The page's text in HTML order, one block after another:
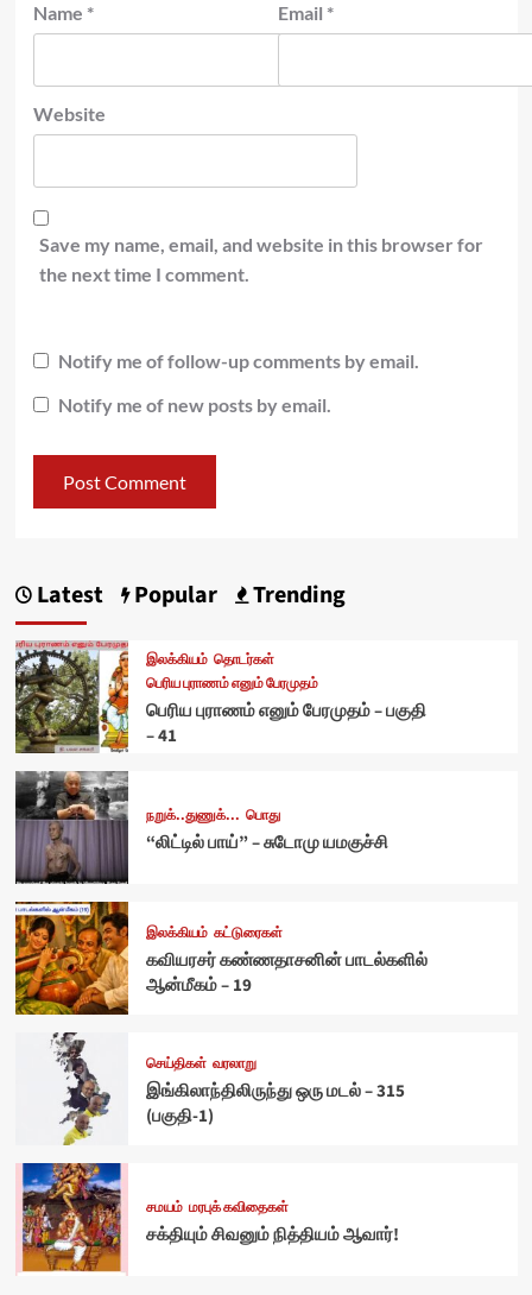
Name * Email *
Website
Save my name, email, and website in this browser for
the next time I comment.
Notify me of follow-up comments by email.
Notify me of new posts by email.
Latest Popular Trending
இலக்கியம் தொடர்கள்
பெரிய புராணம் எனும் பேரமுதம்
பெரிய புராணம் எனும் பேரமுதம் – பகுதி
– 41
நறுக்..துணுக்... பொது
“லிட்டில் பாய்” – சுடோமு யமகுச்சி
இலக்கியம் கட்டுரைகள்
கவியரசர் கண்ணதாசனின் பாடல்களில்
ஆன்மீகம் – 19
செய்திகள் வரலாறு
இங்கிலாந்திலிருந்து ஒரு மடல் – 315
(பகுதி-1)
சமயம் மரபுக் கவிதைகள்
சக்தியும் சிவனும் நித்தியம் ஆவார்!